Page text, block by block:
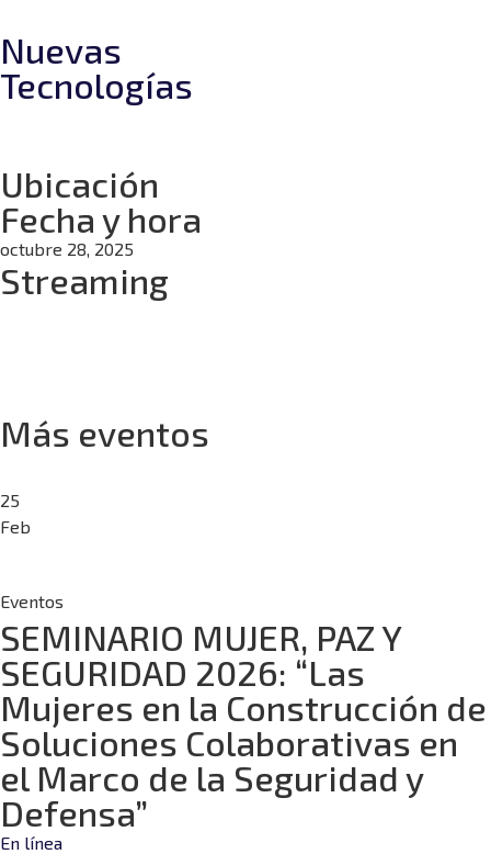
Nuevas
Tecnologías
Ubicación
Fecha y hora
octubre 28, 2025
Streaming
Más eventos
25
Feb
Eventos
SEMINARIO MUJER, PAZ Y
SEGURIDAD 2026: “Las
Mujeres en la Construcción de
Soluciones Colaborativas en
el Marco de la Seguridad y
Defensa”
En línea